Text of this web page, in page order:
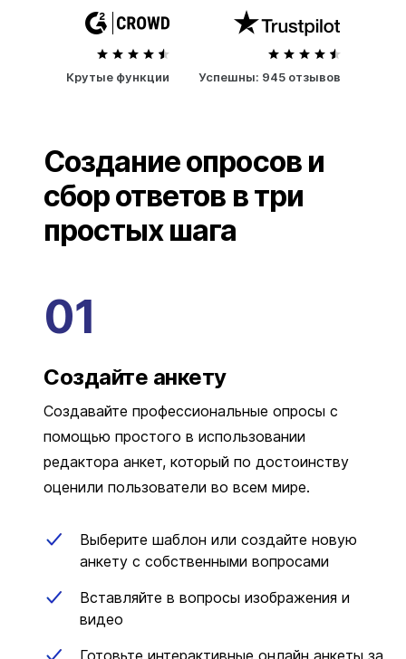
Крутые функции Успешны: 945 отзывов
Создание опросов и
сбор ответов в три
простых шага
Создайте анкету
Создавайте профессиональные опросы с
помощью простого в использовании
редактора анкет, который по достоинству
оценили пользователи во всем мире.
Выберите шаблон или создайте новую
анкету с собственными вопросами
Вставляйте в вопросы изображения и
видео
Готовьте интерактивные онлайн анкеты за